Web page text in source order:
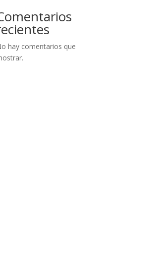
hay comentarios que